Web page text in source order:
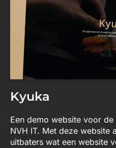
Kyuka
Een demo website voor
NVH IT. Met deze website
uitbaters wat een website